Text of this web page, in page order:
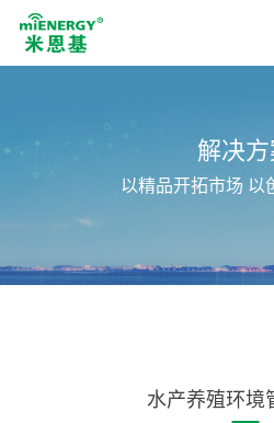
解决
以精品开拓市场 以
水产养殖环境